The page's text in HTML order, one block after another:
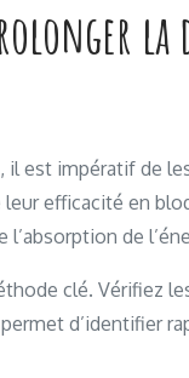
la
il est impératif de
efficacité en
de
clé. Vérifiez
d’identifier